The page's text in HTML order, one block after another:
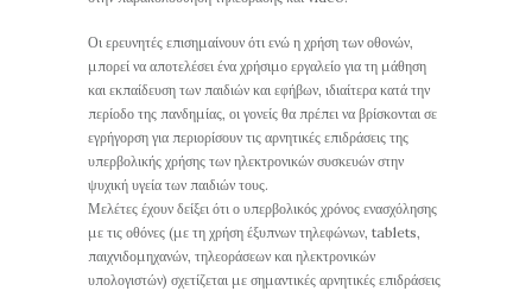
Οι ερευνητές επισημαίνουν ότι ενώ η χρήση των οθονών,
μπορεί να αποτελέσει ένα χρήσιμο εργαλείο για τη μάθηση
και εκπαίδευση των παιδιών και εφήβων, ιδιαίτερα κατά την
περίοδο της πανδημίας, οι γονείς θα πρέπει να βρίσκονται σε
εγρήγορση για περιορίσουν τις αρνητικές επιδράσεις της
υπερβολικής χρήσης των ηλεκτρονικών συσκευών στην
ψυχική υγεία των παιδιών τους.
Μελέτες έχουν δείξει ότι ο υπερβολικός χρόνος ενασχόλησης
με τις οθόνες (με τη χρήση έξυπνων τηλεφώνων, tablets,
παιχνιδομηχανών, τηλεοράσεων και ηλεκτρονικών
υπολογιστών) σχετίζεται με σημαντικές αρνητικές επιδράσεις